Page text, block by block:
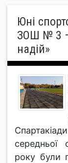
Юні
ЗОШ № 3 –
надій»
середньої
року були